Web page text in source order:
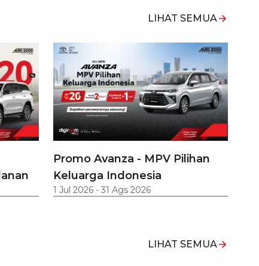
LIHAT SEMUA
Promo Avanza - MPV Pilihan
Keluarga Indonesia
1 Jul 2026 - 31 Ags 2026
LIHAT SEMUA